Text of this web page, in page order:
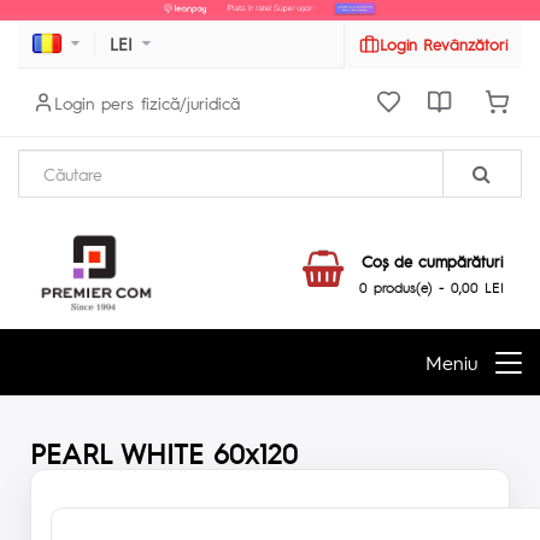
LEI Login Revânzători
Login pers fizică/juridică
Coş de cumpărături
0 produs(e) - 0,00 LEI
Meniu
PEARL WHITE 60x120